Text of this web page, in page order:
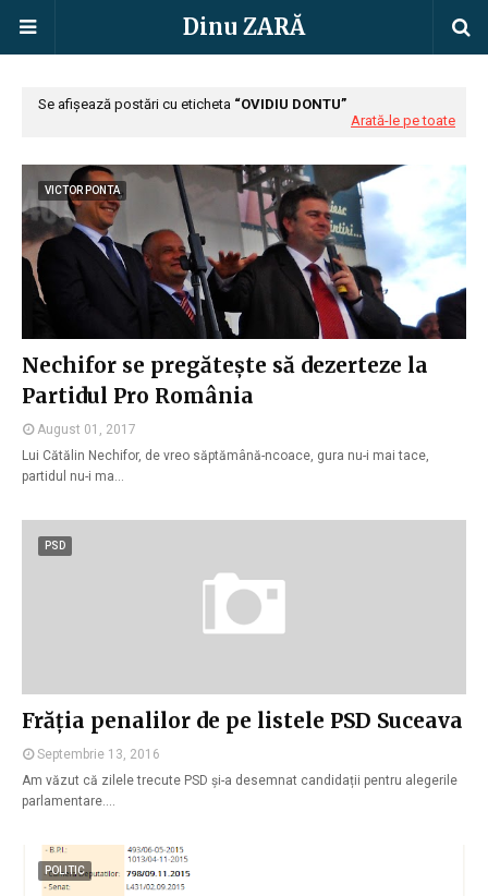
Dinu ZARĂ
Se afișează postări cu eticheta
OVIDIU DONTU
Arată-le pe toate
VICTOR PONTA
Nechifor se pregătește să dezerteze la
Partidul Pro România
August 01, 2017
Lui Cătălin Nechifor, de vreo săptămână-ncoace, gura nu-i mai tace,
partidul nu-i ma…
PSD
Frăția penalilor de pe listele PSD Suceava
Septembrie 13, 2016
Am văzut că zilele trecute PSD și-a desemnat candidații pentru alegerile
parlamentare.…
POLITIC